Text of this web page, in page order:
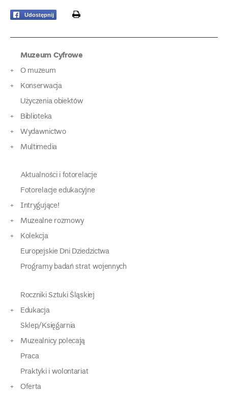
Udostępnij print
Muzeum Cyfrowe
O muzeum
Konserwacja
Użyczenia obiektów
Biblioteka
Wydawnictwo
Multimedia
Aktualności i fotorelacje
Fotorelacje edukacyjne
Intrygujące!
Muzealne rozmowy
Kolekcja
Europejskie Dni Dziedzictwa
Programy badań strat wojennych
Roczniki Sztuki Śląskiej
Edukacja
Sklep/Księgarnia
Muzealnicy polecają
Praca
Praktyki i wolontariat
Oferta